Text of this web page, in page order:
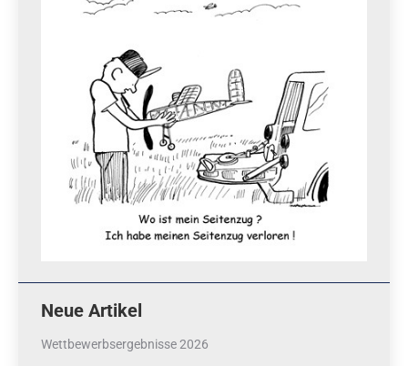
Neue Artikel
Wettbewerbsergebnisse 2026